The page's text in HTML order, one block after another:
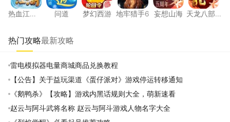
热血江
问道 梦幻西游 地牢猎手6 妄想山海 天龙八部
热门攻略最新攻略
雷电模拟器电量商城商品兑换教程
【公告】关于益玩渠道《蛋仔派对》游戏停运转移通知
《鹅鸭杀》【攻略】游戏内黑话规则大全，萌新速看
赵云与阿斗武将名称 赵云与阿斗游戏人物名字大全